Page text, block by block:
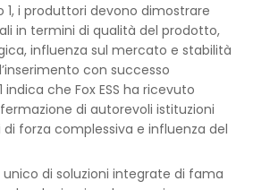
1, i produttori devono dimostrare
in termini di qualità del prodotto,
influenza sul mercato e stabilità
con successo
indica che Fox ESS ha ricevuto
di autorevoli istituzioni
forza complessiva e influenza del
di soluzioni integrate di fama